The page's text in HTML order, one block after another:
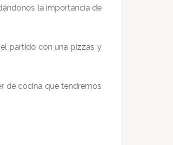
la importancia de
partido con una pizzas y
de cocina que tendremos